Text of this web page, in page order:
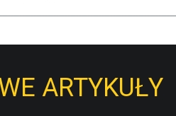
ARTYKUŁY